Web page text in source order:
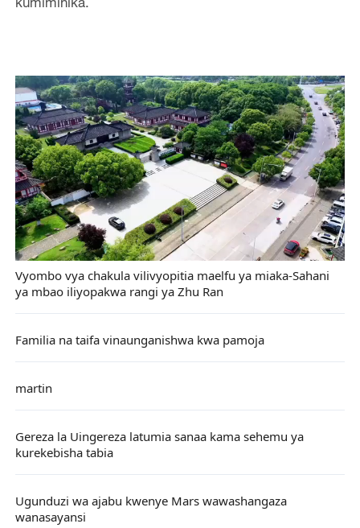
Vyombo vya chakula vilivyopitia maelfu ya miaka-Sahani
ya mbao iliyopakwa rangi ya Zhu Ran
Familia na taifa vinaunganishwa kwa pamoja
martin
Gereza la Uingereza latumia sanaa kama sehemu ya
kurekebisha tabia
Ugunduzi wa ajabu kwenye Mars wawashangaza
wanasayansi